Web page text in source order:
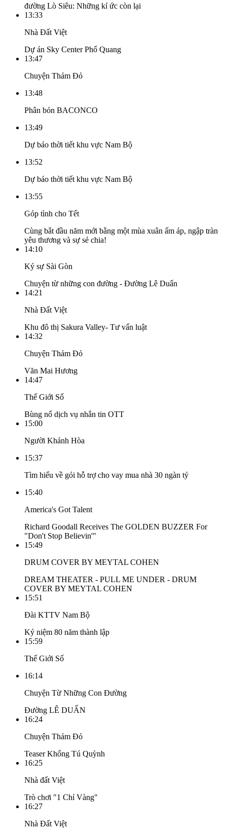
đường Lò Siêu: Những kí ức còn lại
13:33
Nhà Đất Việt
Dự án Sky Center Phổ Quang
13:47
Chuyện Thảm Đỏ
13:48
Phân bón BACONCO
13:49
Dự báo thời tiết khu vực Nam Bộ
13:52
Dự báo thời tiết khu vực Nam Bộ
13:55
Góp tình cho Tết
Cùng bắt đầu năm mới bằng một mùa xuân ấm áp, ngập tràn
yêu thương và sự sẻ chia!
14:10
Ký sự Sài Gòn
Chuyện từ những con đường - Đường Lê Duẩn
14:21
Nhà Đất Việt
Khu đô thị Sakura Valley- Tư vấn luật
14:32
Chuyện Thảm Đỏ
Văn Mai Hương
14:47
Thế Giới Số
Bùng nổ dịch vụ nhắn tin OTT
15:00
Người Khánh Hòa
15:37
Tìm hiểu về gói hỗ trợ cho vay mua nhà 30 ngàn tỷ
15:40
America's Got Talent
Richard Goodall Receives The GOLDEN BUZZER For
"Don't Stop Believin'"
15:49
DRUM COVER BY MEYTAL COHEN
DREAM THEATER - PULL ME UNDER - DRUM
COVER BY MEYTAL COHEN
15:51
Đài KTTV Nam Bộ
Kỷ niệm 80 năm thành lập
15:59
Thế Giới Số
16:14
Chuyện Từ Những Con Đường
Đường LÊ DUẨN
16:24
Chuyện Thảm Đỏ
Teaser Khổng Tú Quỳnh
16:25
Nhà đất Việt
Trò chơi "1 Chỉ Vàng"
16:27
Nhà Đất Việt